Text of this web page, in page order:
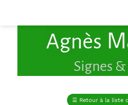
Agnès
Signes &
☰ Retour à la liste